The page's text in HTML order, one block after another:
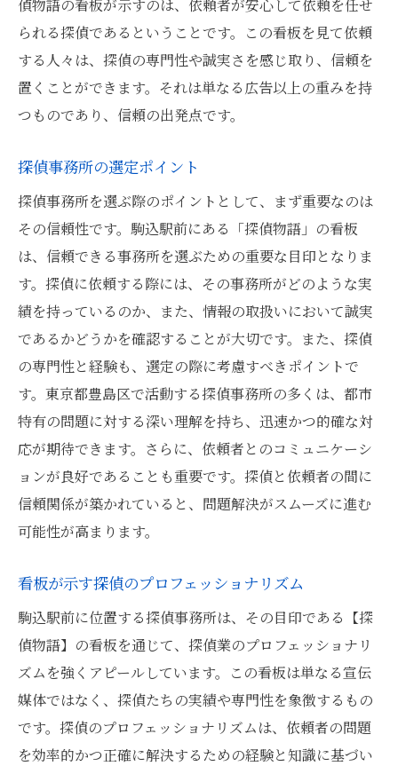
偵物語の看板が示すのは、依頼者が安心して依頼を任せ
られる探偵であるということです。この看板を見て依頼
する人々は、探偵の専門性や誠実さを感じ取り、信頼を
置くことができます。それは単なる広告以上の重みを持
つものであり、信頼の出発点です。
探偵事務所の選定ポイント
探偵事務所を選ぶ際のポイントとして、まず重要なのは
その信頼性です。駒込駅前にある「探偵物語」の看板
は、信頼できる事務所を選ぶための重要な目印となりま
す。探偵に依頼する際には、その事務所がどのような実
績を持っているのか、また、情報の取扱いにおいて誠実
であるかどうかを確認することが大切です。また、探偵
の専門性と経験も、選定の際に考慮すべきポイントで
す。東京都豊島区で活動する探偵事務所の多くは、都市
特有の問題に対する深い理解を持ち、迅速かつ的確な対
応が期待できます。さらに、依頼者とのコミュニケーシ
ョンが良好であることも重要です。探偵と依頼者の間に
信頼関係が築かれていると、問題解決がスムーズに進む
可能性が高まります。
看板が示す探偵のプロフェッショナリズム
駒込駅前に位置する探偵事務所は、その目印である【探
偵物語】の看板を通じて、探偵業のプロフェッショナリ
ズムを強くアピールしています。この看板は単なる宣伝
媒体ではなく、探偵たちの実績や専門性を象徴するもの
です。探偵のプロフェッショナリズムは、依頼者の問題
を効率的かつ正確に解決するための経験と知識に基づい